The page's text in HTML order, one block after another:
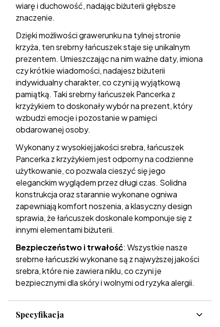
wiarę i duchowość, nadając biżuterii głębsze
znaczenie.
Dzięki możliwości grawerunku na tylnej stronie
krzyża, ten srebrny łańcuszek staje się unikalnym
prezentem. Umieszczając na nim ważne daty, imiona
czy krótkie wiadomości, nadajesz biżuterii
indywidualny charakter, co czyni ją wyjątkową
pamiątką. Taki srebrny łańcuszek Pancerka z
krzyżykiem to doskonały wybór na prezent, który
wzbudzi emocje i pozostanie w pamięci
obdarowanej osoby.
Wykonany z wysokiej jakości srebra, łańcuszek
Pancerka z krzyżykiem jest odporny na codzienne
użytkowanie, co pozwala cieszyć się jego
eleganckim wyglądem przez długi czas. Solidna
konstrukcja oraz starannie wykonane ogniwa
zapewniają komfort noszenia, a klasyczny design
sprawia, że łańcuszek doskonale komponuje się z
innymi elementami biżuterii.
Bezpieczeństwo i trwałość: Wszystkie nasze
srebrne łańcuszki wykonane są z najwyższej jakości
srebra, które nie zawiera niklu, co czyni je
bezpiecznymi dla skóry i wolnymi od ryzyka alergii.
Specyfikacja